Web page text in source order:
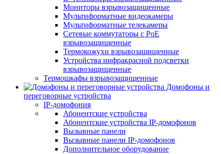
Мониторы взрывозащищенные
Мультиформатные видеокамеры
Мультиформатные телекамеры
Сетевые коммутаторы с РоЕ
взрывозащищенные
Термокожухи взрывозащищенные
Устройства инфракрасной подсветки
взрывозащищенные
Термошкафы взрывозащищенные
Домофоны и
переговорные устройства
IP-домофония
Абонентские устройства
Абонентские устройства IP-домофонов
Вызывные панели
Вызывные панели IP-домофонов
Дополнительное оборудование